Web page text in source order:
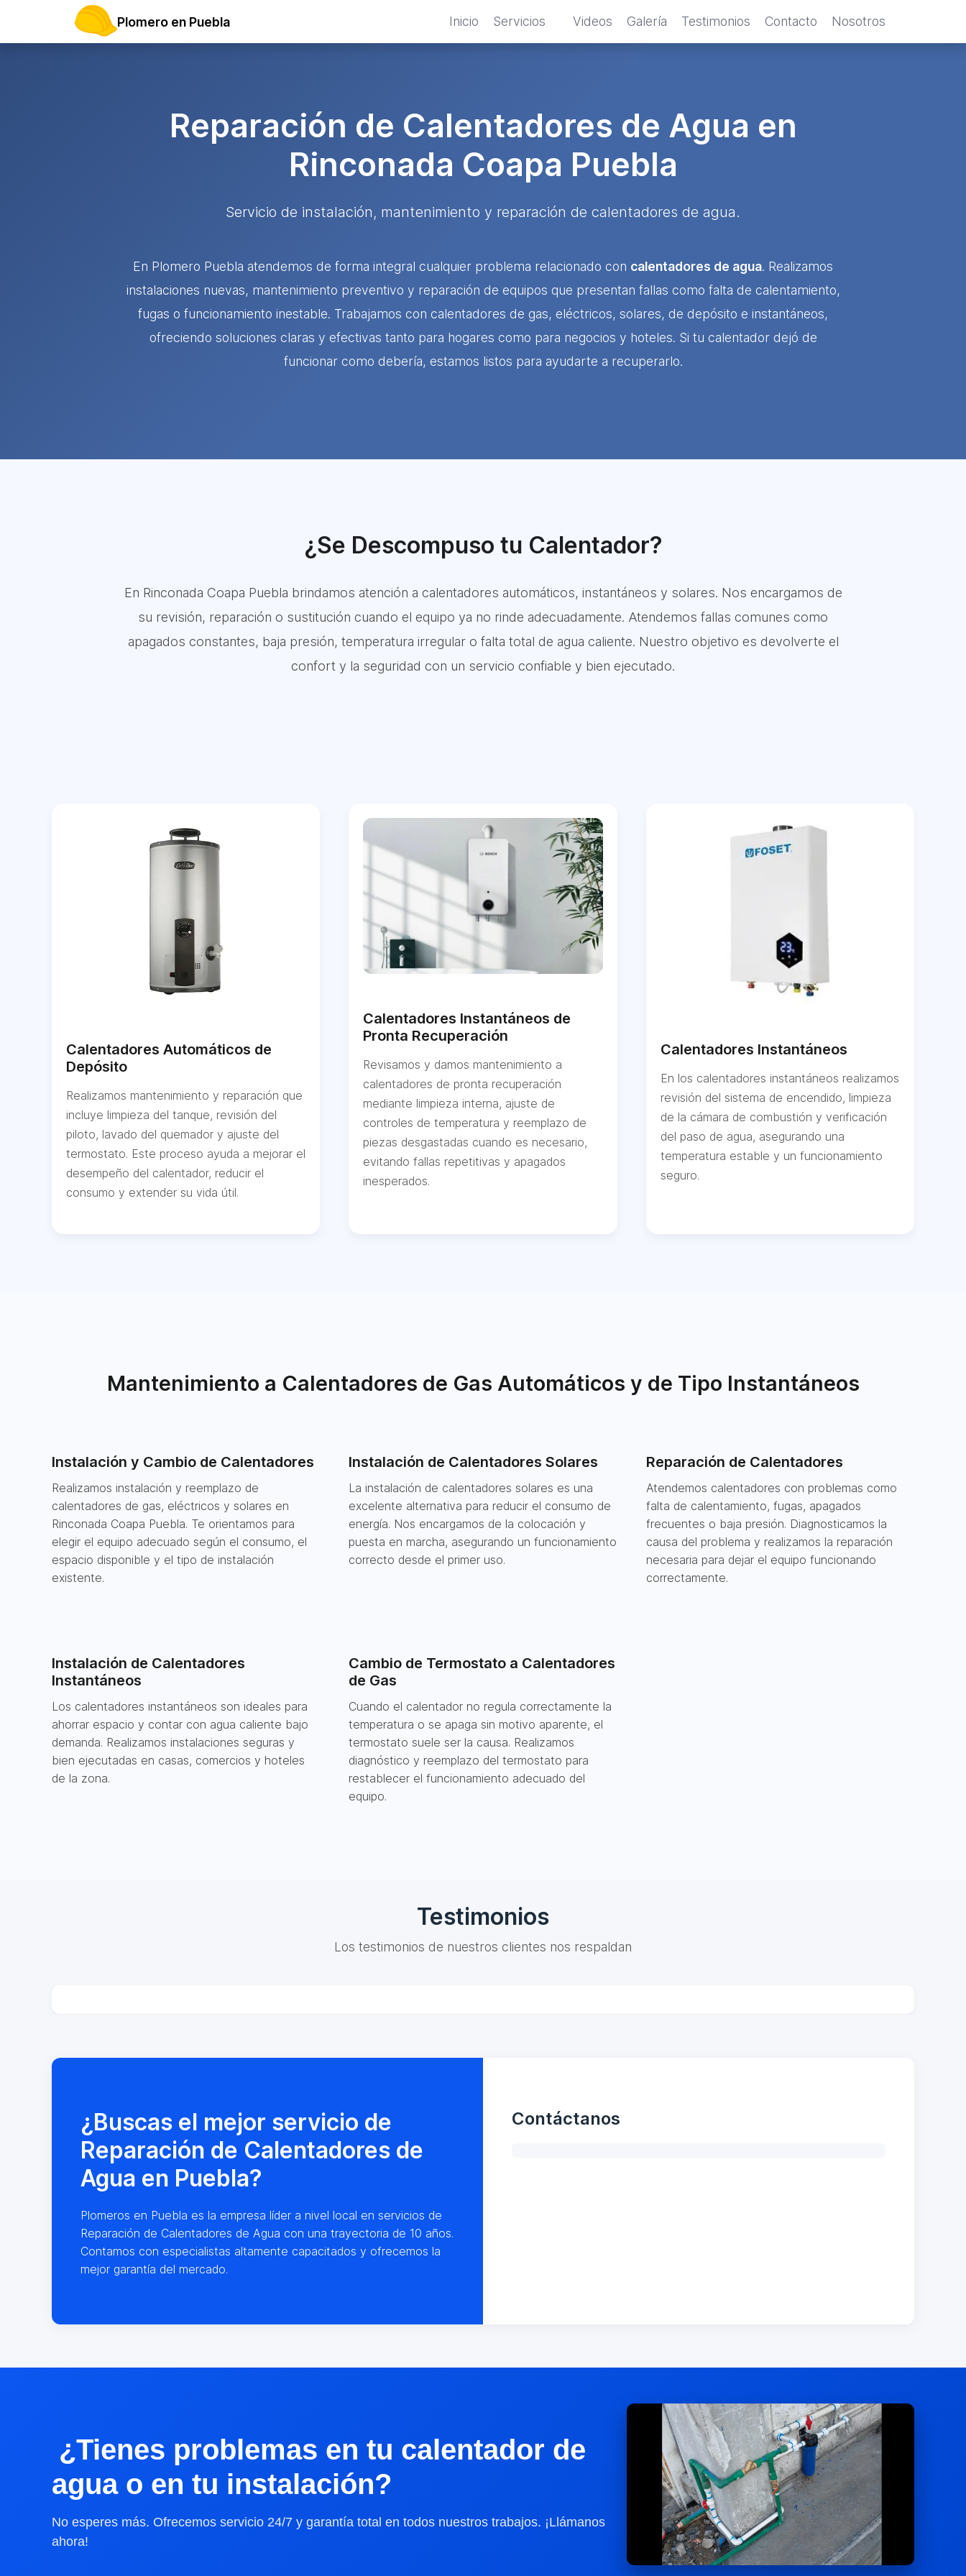
Plomero en Puebla Inicio Servicios Videos Galería Testimonios Contacto Nosotros
Reparación de Calentadores de Agua en
Rinconada Coapa Puebla
Servicio de instalación, mantenimiento y reparación de calentadores de agua.
En Plomero Puebla atendemos de forma integral cualquier problema relacionado con calentadores de agua. Realizamos
instalaciones nuevas, mantenimiento preventivo y reparación de equipos que presentan fallas como falta de calentamiento,
fugas o funcionamiento inestable. Trabajamos con calentadores de gas, eléctricos, solares, de depósito e instantáneos,
ofreciendo soluciones claras y efectivas tanto para hogares como para negocios y hoteles. Si tu calentador dejó de
funcionar como debería, estamos listos para ayudarte a recuperarlo.
¿Se Descompuso tu Calentador?
En Rinconada Coapa Puebla brindamos atención a calentadores automáticos, instantáneos y solares. Nos encargamos de
su revisión, reparación o sustitución cuando el equipo ya no rinde adecuadamente. Atendemos fallas comunes como
apagados constantes, baja presión, temperatura irregular o falta total de agua caliente. Nuestro objetivo es devolverte el
confort y la seguridad con un servicio confiable y bien ejecutado.
Calentadores Automáticos de
Depósito
Realizamos mantenimiento y reparación que
incluye limpieza del tanque, revisión del
piloto, lavado del quemador y ajuste del
termostato. Este proceso ayuda a mejorar el
desempeño del calentador, reducir el
consumo y extender su vida útil.
Calentadores Instantáneos de
Pronta Recuperación
Revisamos y damos mantenimiento a
calentadores de pronta recuperación
mediante limpieza interna, ajuste de
controles de temperatura y reemplazo de
piezas desgastadas cuando es necesario,
evitando fallas repetitivas y apagados
inesperados.
Calentadores Instantáneos
En los calentadores instantáneos realizamos
revisión del sistema de encendido, limpieza
de la cámara de combustión y verificación
del paso de agua, asegurando una
temperatura estable y un funcionamiento
seguro.
Mantenimiento a Calentadores de Gas Automáticos y de Tipo Instantáneos
Instalación y Cambio de Calentadores
Realizamos instalación y reemplazo de
calentadores de gas, eléctricos y solares en
Rinconada Coapa Puebla. Te orientamos para
elegir el equipo adecuado según el consumo, el
espacio disponible y el tipo de instalación
existente.
Instalación de Calentadores Solares
La instalación de calentadores solares es una
excelente alternativa para reducir el consumo de
energía. Nos encargamos de la colocación y
puesta en marcha, asegurando un funcionamiento
correcto desde el primer uso.
Reparación de Calentadores
Atendemos calentadores con problemas como
falta de calentamiento, fugas, apagados
frecuentes o baja presión. Diagnosticamos la
causa del problema y realizamos la reparación
necesaria para dejar el equipo funcionando
correctamente.
Instalación de Calentadores
Instantáneos
Los calentadores instantáneos son ideales para
ahorrar espacio y contar con agua caliente bajo
demanda. Realizamos instalaciones seguras y
bien ejecutadas en casas, comercios y hoteles
de la zona.
Cambio de Termostato a Calentadores
de Gas
Cuando el calentador no regula correctamente la
temperatura o se apaga sin motivo aparente, el
termostato suele ser la causa. Realizamos
diagnóstico y reemplazo del termostato para
restablecer el funcionamiento adecuado del
equipo.
Testimonios
Los testimonios de nuestros clientes nos respaldan
¿Buscas el mejor servicio de
Reparación de Calentadores de
Agua en Puebla?
Plomeros en Puebla es la empresa líder a nivel local en servicios de
Reparación de Calentadores de Agua con una trayectoria de 10 años.
Contamos con especialistas altamente capacitados y ofrecemos la
mejor garantía del mercado.
Contáctanos
¿Tienes problemas en tu calentador de
agua o en tu instalación?
No esperes más. Ofrecemos servicio 24/7 y garantía total en todos nuestros trabajos. ¡Llámanos
ahora!